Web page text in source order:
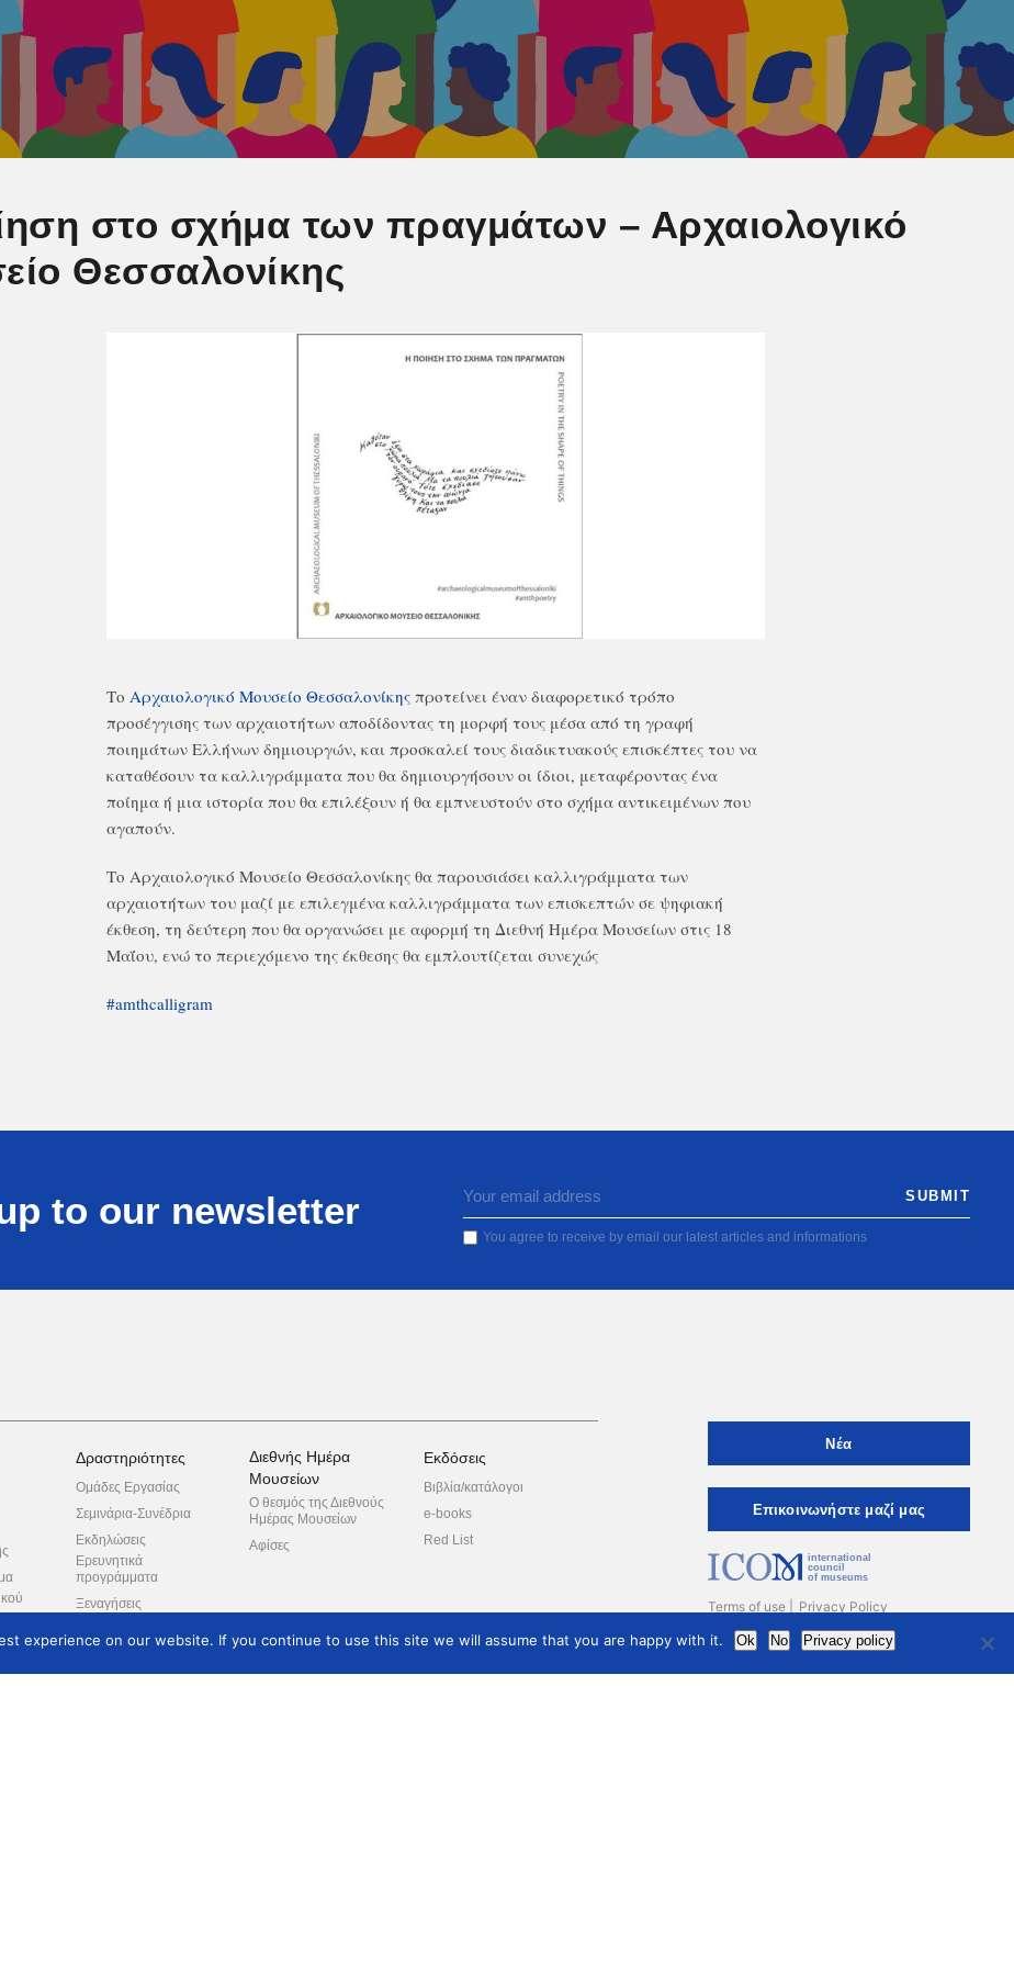
στο σχήμα των πραγμάτων – Αρχαιολογικό
Θεσσαλονίκης
Το Αρχαιολογικό Μουσείο Θεσσαλονίκης προτείνει έναν διαφορετικό τρόπο
προσέγγισης των αρχαιοτήτων αποδίδοντας τη μορφή τους μέσα από τη γραφή
ποιημάτων Ελλήνων δημιουργών, και προσκαλεί τους διαδικτυακούς επισκέπτες του να
καταθέσουν τα καλλιγράμματα που θα δημιουργήσουν οι ίδιοι, μεταφέροντας ένα
ποίημα ή μια ιστορία που θα επιλέξουν ή θα εμπνευστούν στο σχήμα αντικειμένων που
αγαπούν.
Το Αρχαιολογικό Μουσείο Θεσσαλονίκης θα παρουσιάσει καλλιγράμματα των
αρχαιοτήτων του μαζί με επιλεγμένα καλλιγράμματα των επισκεπτών σε ψηφιακή
έκθεση, τη δεύτερη που θα οργανώσει με αφορμή τη Διεθνή Ημέρα Μουσείων στις 18
Μαΐου, ενώ το περιεχόμενο της έκθεσης θα εμπλουτίζεται συνεχώς
#amthcalligram
to our newsletter
You agree to receive by email our latest articles and informations
Δραστηριότητες
Ομάδες Εργασίας
Σεμινάρια-Συνέδρια
Εκδηλώσεις
Ερευνητικά
προγράμματα
Ξεναγήσεις
φορείς
Διεθνής Ημέρα
Μουσείων
Ο θεσμός της Διεθνούς
Ημέρας Μουσείων
Αφίσες
Εκδόσεις
Βιβλία/κατάλογοι
e-books
Red List
Νέα
Eπικοινωνήστε μαζί μας
international
council
of museums
Terms of use Privacy Policy
experience on our website. If you continue to use this site we will assume that you are happy with it. Ok No Privacy policy